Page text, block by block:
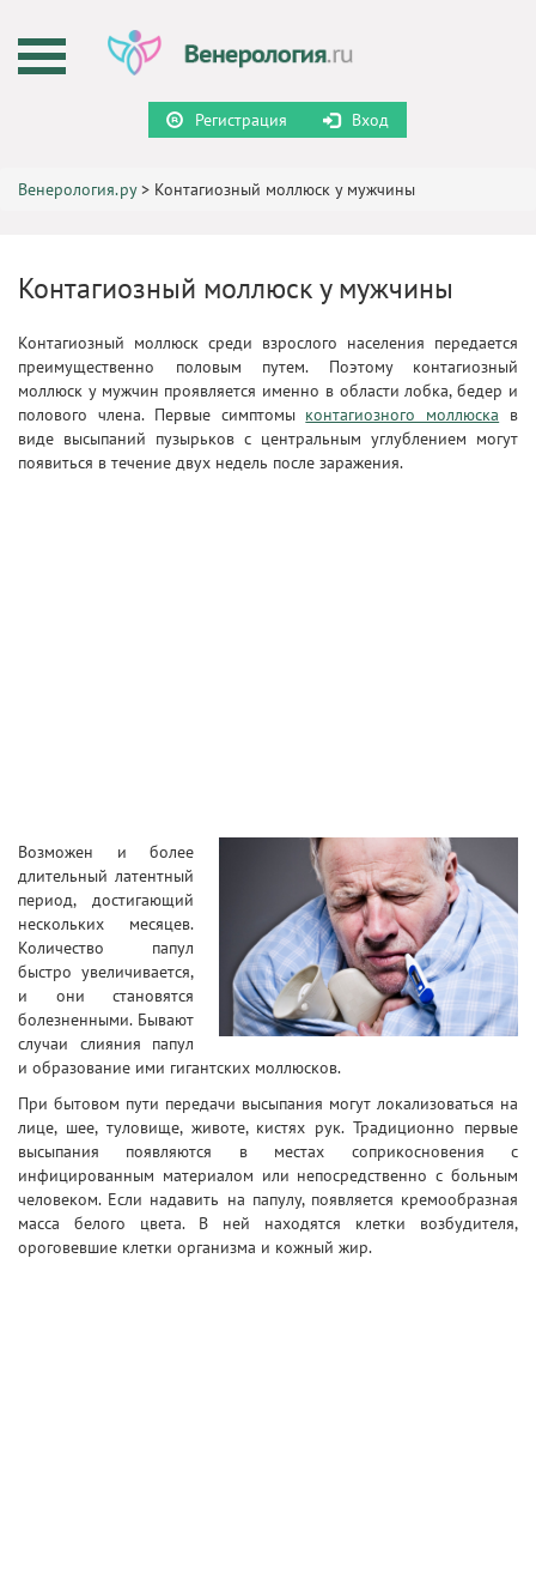
Регистрация Вход
Венерология.ру> Контагиозный моллюск у мужчины
Контагиозный моллюск у мужчины
Контагиозный моллюск среди взрослого населения передается
преимущественно половым путем. Поэтому контагиозный
моллюск у мужчин проявляется именно в области лобка, бедер и
полового члена. Первые симптомы контагиозного моллюска в
виде высыпаний пузырьков с центральным углублением могут
появиться в течение двух недель после заражения.
Возможен и более
длительный латентный
период, достигающий
нескольких месяцев.
Количество папул
быстро увеличивается,
и они становятся
болезненными. Бывают
случаи слияния папул
и образование ими гигантских моллюсков.
При бытовом пути передачи высыпания могут локализоваться на
лице, шее, туловище, животе, кистях рук. Традиционно первые
высыпания появляются в местах соприкосновения с
инфицированным материалом или непосредственно с больным
человеком. Если надавить на папулу, появляется кремообразная
масса белого цвета. В ней находятся клетки возбудителя,
ороговевшие клетки организма и кожный жир.